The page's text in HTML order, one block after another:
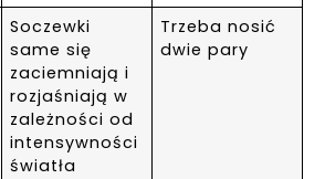
Soczewki
same się
zaciemniają i
rozjaśniają w
zależności od
intensywności
światła
Trzeba nosić
dwie pary